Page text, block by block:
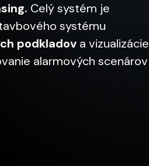
Celý systém je
systému
podkladov a vizualizácie
alarmových scenárov